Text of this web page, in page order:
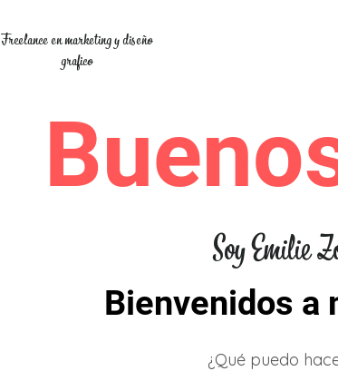
Freelance en marketing y diseño
grafico
Soy Emilie
Bienvenidos a
¿Qué puedo